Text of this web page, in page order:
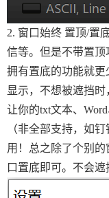
2. 窗口始终 置顶/置
信等。但是不带置顶
拥有置底的功能就
显示，不想被遮挡
让你的txt文本、
（非全部支持，如
用！总之除了个别
口置底即可。不会遮